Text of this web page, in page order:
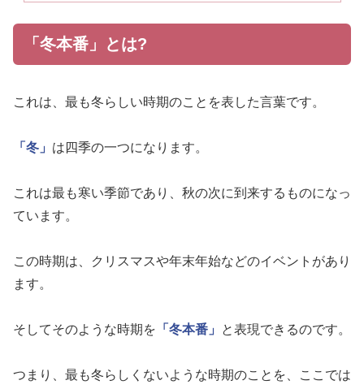
「冬本番」とは?
これは、最も冬らしい時期のことを表した言葉です。
「冬」 は四季の一つになります。
これは最も寒い季節であり、秋の次に到来するものになっ
ています。
この時期は、クリスマスや年末年始などのイベントがあり
ます。
そしてそのような時期を 「冬本番」 と表現できるのです。
つまり、最も冬らしくないような時期のことを、ここでは